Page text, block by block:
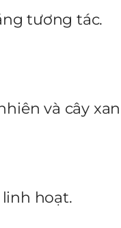
tương tác.
và cây
hoạt.